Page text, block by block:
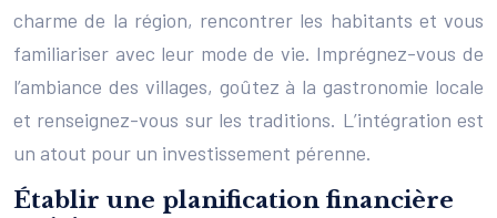
charme de la région, rencontrer les habitants et vous
familiariser avec leur mode de vie. Imprégnez-vous de
l’ambiance des villages, goûtez à la gastronomie locale
et renseignez-vous sur les traditions. L’intégration est
un atout pour un investissement pérenne.
Établir une planification financière